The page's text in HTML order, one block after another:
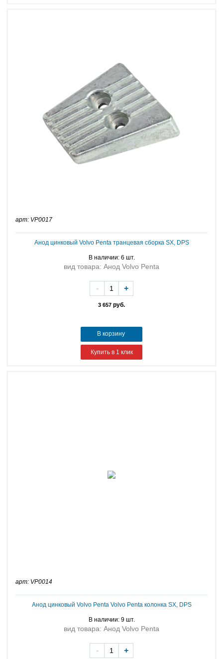
арт: VP0017
Анод цинковый Volvo Penta транцевая сборка SX, DPS
В наличии: 6 шт.
вид товара: Анод Volvo Penta
3 657 руб.
- +
В корзину
Купить в 1 клик
арт: VP0014
Анод цинковый Volvo Penta Volvo Penta колонка SX, DPS
В наличии: 9 шт.
вид товара: Анод Volvo Penta
- +